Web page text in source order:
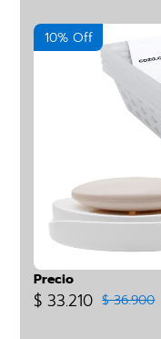
10% Off
Precio
$ 33.210 $ 36.900